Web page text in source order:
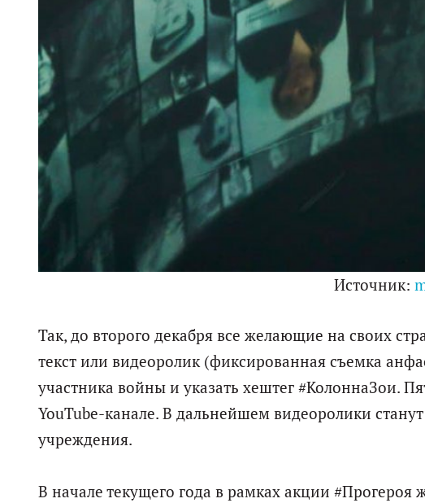
Источник:
Так, до второго декабря все желающие на своих
текст или видеоролик (фиксированная съемка
участника войны и указать хештег #КолоннаЗои.
YouTube-канале. В дальнейшем видеоролики
учреждения.
В начале текущего года в рамках акции